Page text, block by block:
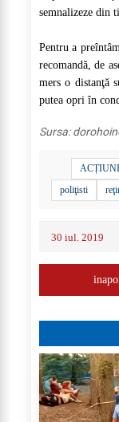
semnalizeze din
Pentru a
recomandă, de
mers o distanţă
putea opri în
Sursa:
poliţisti
30 iul. 2019